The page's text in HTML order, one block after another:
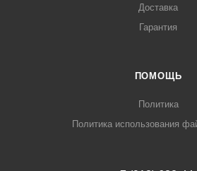
Доставка
Гарантия
ПОМОЩЬ
Политика
Политика использования